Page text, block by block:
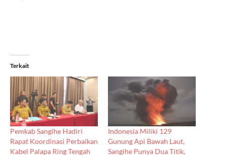
Terkait
Pemkab Sangihe Hadiri
Rapat Koordinasi Perbaikan
Kabel Palapa Ring Tengah
Indonesia Miliki 129
Gunung Api Bawah Laut,
Sangihe Punya Dua Titik,